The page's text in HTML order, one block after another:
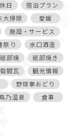
日
宿泊プラン
大掃除
愛媛
施設・サービス
祭り
水口酒造
砥部焼
砥部焼き
菊間瓦
観光情報
野球拳おどり
乃温泉
食事